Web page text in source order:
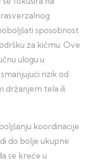
sposobnost
za kičmu. Ove
ulogu u
rizik od
držanjem tela ili
koordinacije
do bolje ukupne
se kreće u